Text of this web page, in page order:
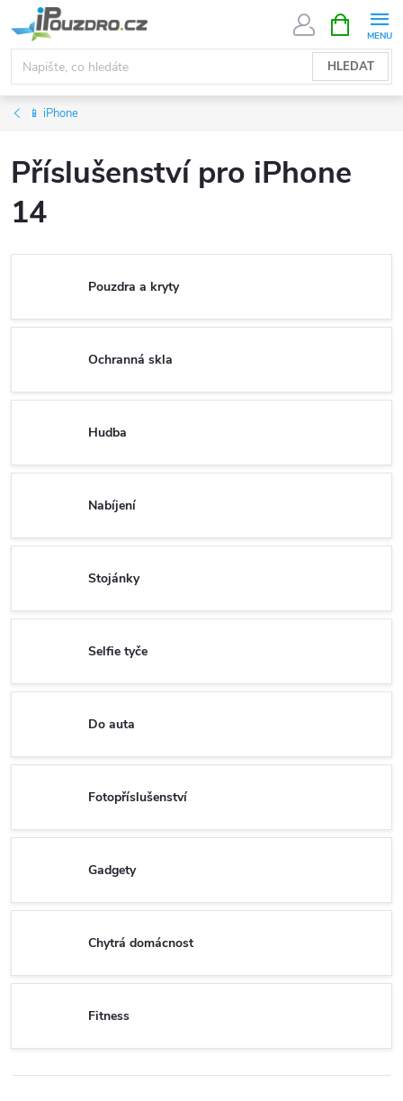
na
obsah
HLEDAT
NÁKUPNÍ
KOŠÍK
📱 iPhone
Příslušenství pro iPhone
14
Pouzdra a kryty
Ochranná skla
Hudba
Nabíjení
Stojánky
Selfie tyče
Do auta
Fotopříslušenství
Gadgety
Chytrá domácnost
Fitness